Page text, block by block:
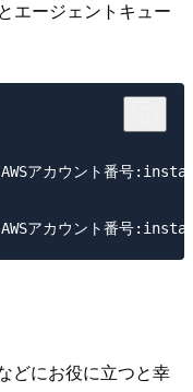
エージェントキュー
アカウント番号
どにお役に立つと幸